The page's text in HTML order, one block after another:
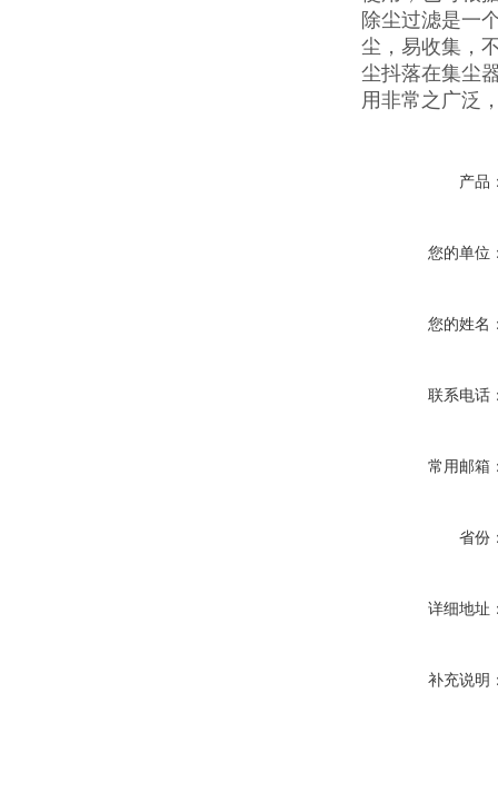
除尘过滤是一
尘，易收集，
尘抖落在集尘
用非常之广泛
产品
您的单位
您的姓名
联系电话
常用邮箱
省份
详细地址
补充说明